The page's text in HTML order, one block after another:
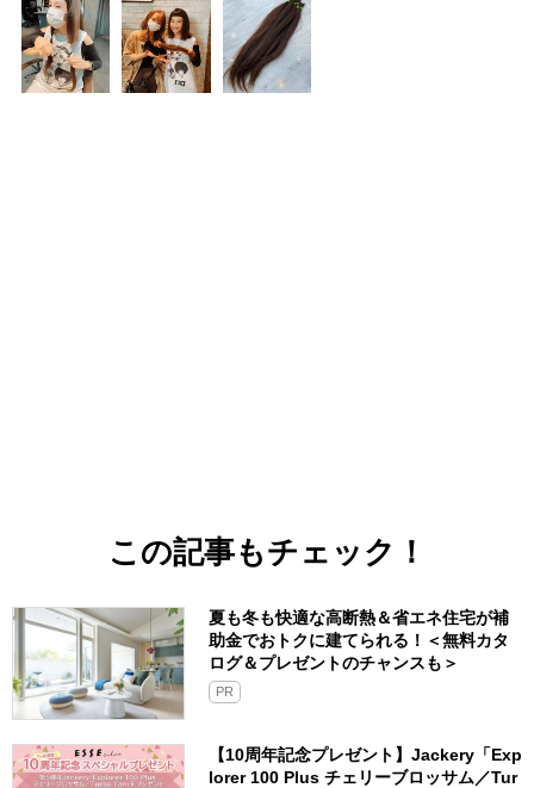
この記事もチェック！
夏も冬も快適な高断熱＆省エネ住宅が補
助金でおトクに建てられる！＜無料カタ
ログ＆プレゼントのチャンスも＞
PR
【10周年記念プレゼント】Jackery「Exp
lorer 100 Plus チェリーブロッサム／Tur